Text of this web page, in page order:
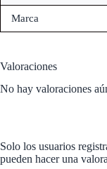
Marca
Valoraciones
No hay valoraciones
Solo los usuarios
pueden hacer una